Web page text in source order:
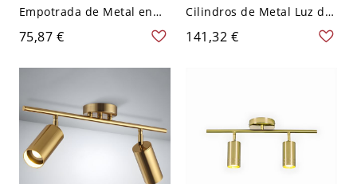
Empotrada de Metal en
Dorado Luz de Techo
Simplista de Tubo para
Sala - Dorado 110 A 120 V
75,87 €
Cilindros de Metal Luz de
Techo en Latón para Sala
de Estar - Latón 110 A 120
141,32 €